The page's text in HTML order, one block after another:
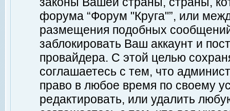
форума “Форум "Круга"”, или
размещения подобных
заблокировать Ваш аккаунт и
провайдера. С этой целью
соглашаетесь с тем, что
право в любое время по своему
редактировать, или удалить